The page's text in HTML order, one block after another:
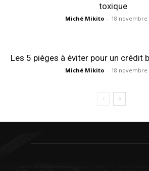
toxique
Miché Mikito - 18 novembre
Les 5 pièges à éviter pour un crédit
Miché Mikito - 18 novembre